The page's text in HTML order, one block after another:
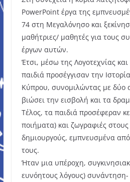
PowerPoint έργα της
74 στη Μεγαλόνησο και
μαθήτριες/ μαθητές για τους
έργων αυτών.
Έτσι, μέσω της Λογοτεχνίας
παιδιά προσέγγισαν την
Κύπρου, συνομιλώντας με δύο
βιώσει την εισβολή και τα
Τέλος, τα παιδιά προσέφεραν
ποιήματα) και ζωγραφιές
δημιουργούς, εμπνευσμένα
τους.
Ήταν μια υπέροχη,
ευνόητους λόγους)